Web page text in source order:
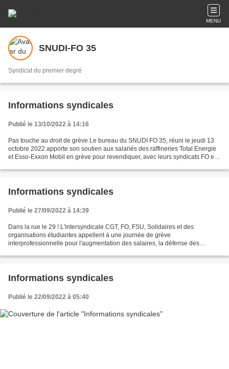
MENU
SNUDI-FO 35
Syndicat du premier degré
Informations syndicales
Publié le 13/10/2022 à 14:16
Pas touche au droit de grève Le bureau du SNUDI FO 35, réuni le jeudi 13
octobre 2022 apporte son soutien aux salariés des raffineries Total Energie
et Esso-Exxon Mobil en grève pour revendiquer, avec leurs syndicats FO et
Informations syndicales
Publié le 27/09/2022 à 14:39
Dans la rue le 29 ! L'intersyndicale CGT, FO, FSU, Solidaires et des
organisations étudiantes appellent à une journée de grève
interprofessionnelle pour l'augmentation des salaires, la défense des
Informations syndicales
Publié le 22/09/2022 à 05:40